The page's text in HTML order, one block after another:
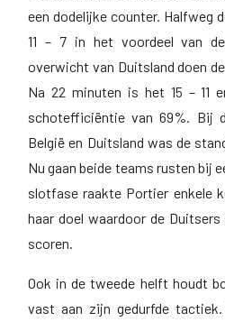
een dodelijke counter. Halfweg
11 – 7 in het voordeel van
overwicht van Duitsland doen
Na 22 minuten is het 15 – 11
schotefficiëntie van 69%. Bij
België en Duitsland was de
Nu gaan beide teams rusten bij
slotfase raakte Portier enkele
haar doel waardoor de
scoren.
Ook in de tweede helft houdt
vast aan zijn gedurfde